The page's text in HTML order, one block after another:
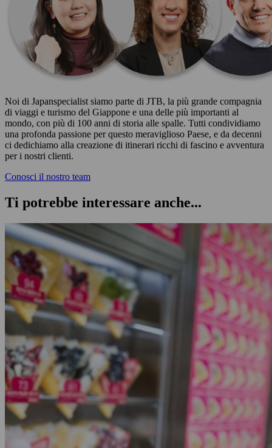
Noi di Japanspecialist siamo parte di JTB, la più grande compagnia
di viaggi e turismo del Giappone e una delle più importanti al
mondo, con più di 100 anni di storia alle spalle. Tutti condividiamo
una profonda passione per questo meraviglioso Paese, e da decenni
ci dedichiamo alla creazione di itinerari ricchi di fascino e avventura
per i nostri clienti.
Conosci il nostro team
Ti potrebbe interessare anche...